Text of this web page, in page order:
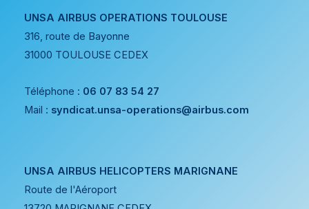
UNSA AIRBUS OPERATIONS TOULOUSE
316, route de Bayonne
31000 TOULOUSE CEDEX
Téléphone : 06 07 83 54 27
Mail : syndicat.unsa-operations@airbus.com
UNSA AIRBUS HELICOPTERS MARIGNANE
Route de l'Aéroport